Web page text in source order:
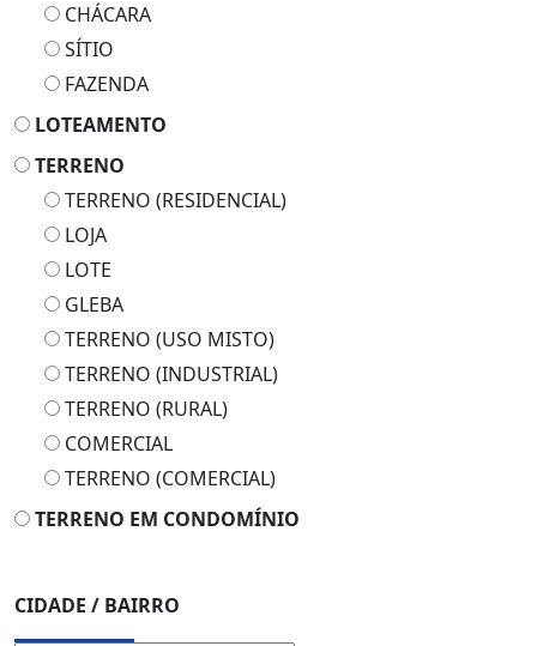
CHÁCARA
SÍTIO
FAZENDA
LOTEAMENTO
TERRENO
TERRENO (RESIDENCIAL)
LOJA
LOTE
GLEBA
TERRENO (USO MISTO)
TERRENO (INDUSTRIAL)
TERRENO (RURAL)
COMERCIAL
TERRENO (COMERCIAL)
TERRENO EM CONDOMÍNIO
CIDADE / BAIRRO